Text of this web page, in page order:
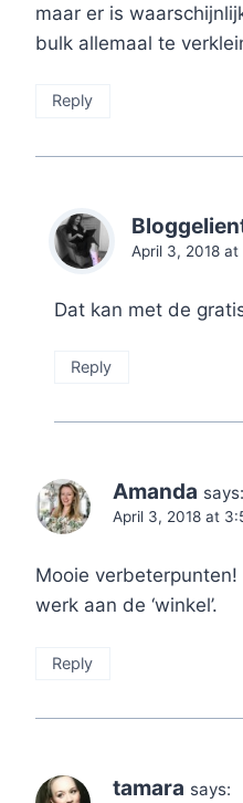
maar er is
bulk allemaal te
Reply
April 3, 2018 at
Dat kan met de
Reply
Amanda says:
April 3, 2018 at
Mooie
werk aan de ‘winkel’.
Reply
tamara says: